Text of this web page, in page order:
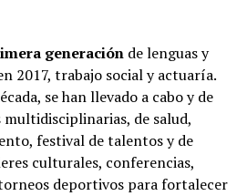
generación de lenguas y
2017, trabajo social y actuaría.
se han llevado a cabo y de
de salud,
festival de talentos y de
culturales, conferencias,
deportivos para fortalecer